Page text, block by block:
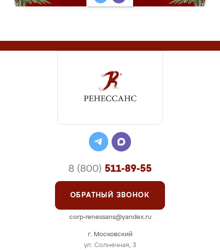
г. Московский
ул. Солнечная, 3
8 (800) 511-89-55
ОБРАТНЫЙ ЗВОНОК
corp-renessans@yandex.ru